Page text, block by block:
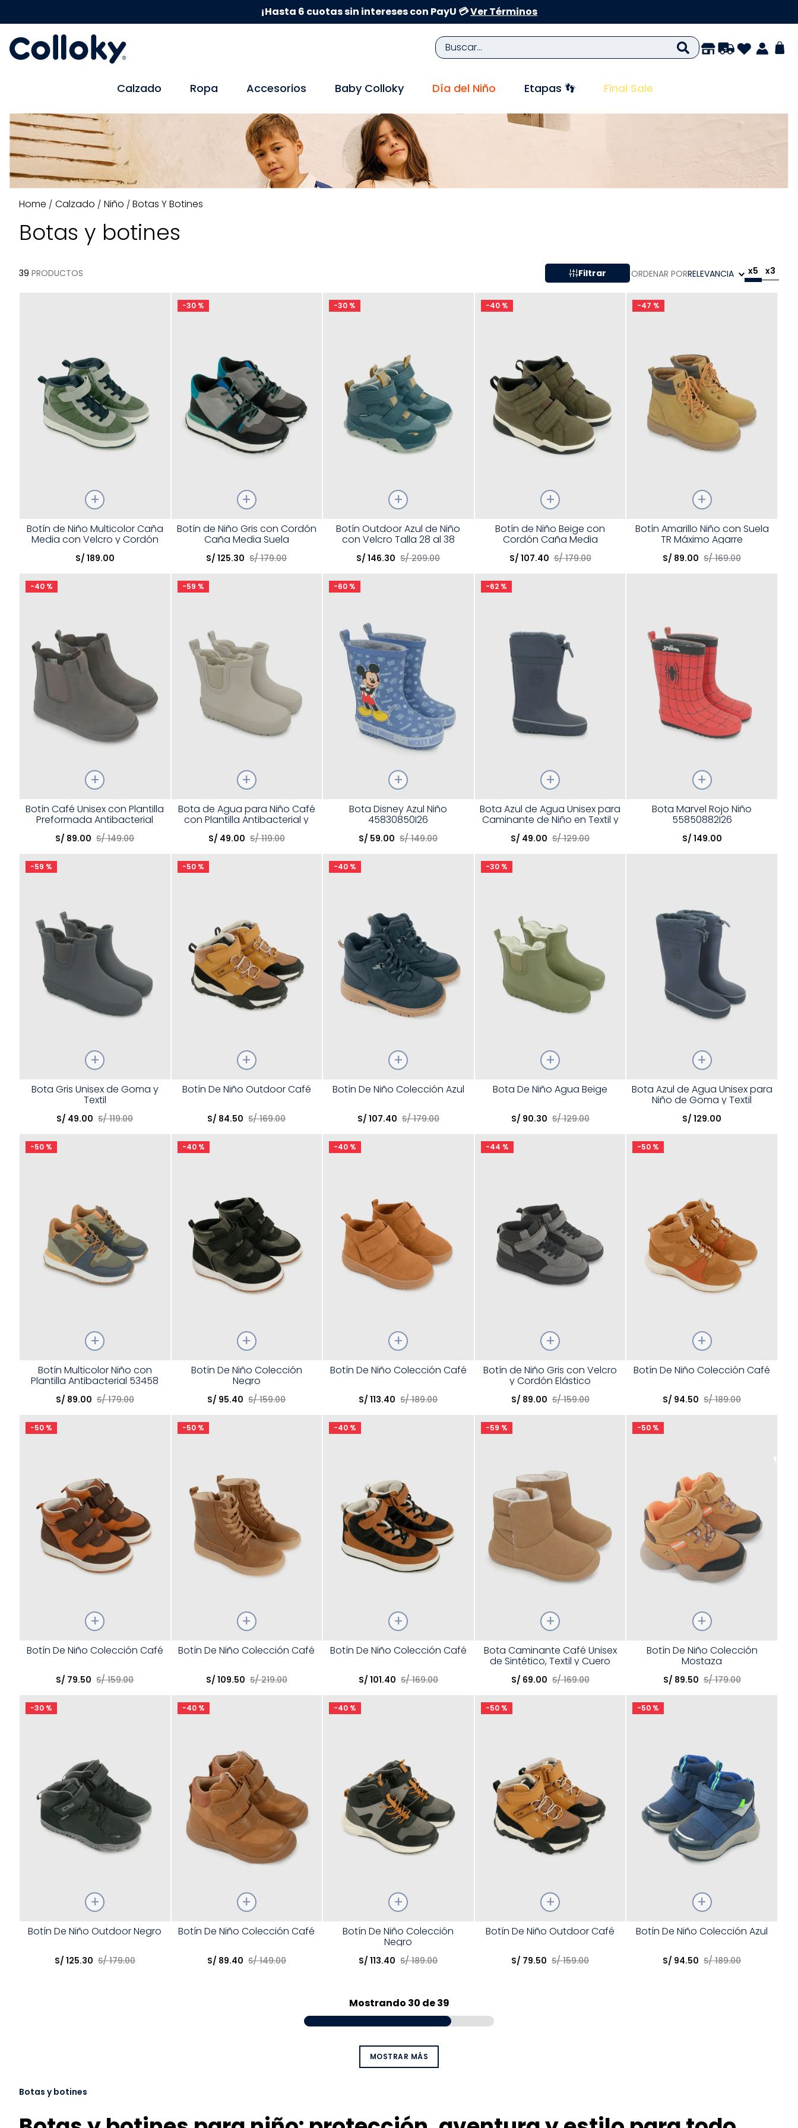
¡Hasta 6 cuotas sin intereses con PayU 💳Ver Términos
Buscar...
Calzado Ropa Accesorios Baby Colloky Día del Niño Etapas 👣 Final Sale
Calzado Niño Botas Y Botines
Botas y botines
39 PRODUCTOS Filtrar ORDENAR PORRELEVANCIA x5 x3
Talla
Elige una opción
Botín de Niño Multicolor Caña
Media con Velcro y Cordón
S/189.00
-30 %
Talla
Elige una opción
Botín de Niño Gris con Cordón
Caña Media Suela
Antideslizante
S/125.30 S/ 179.00
-30 %
Talla
Elige una opción
Botín Outdoor Azul de Niño
con Velcro Talla 28 al 38
S/146.30 S/ 209.00
-40 %
Elige una opción
Botín de Niño Beige con
Cordón Caña Media
S/107.40 S/ 179.00
-47 %
Talla
Elige una opción
Botín Amarillo Niño con Suela
TR Máximo Agarre
S/ 89.00 S/ 169.00
-40 %
Talla
Elige una opción
Botín Café Unisex con Plantilla
Preformada Antibacterial
S/ 89.00 S/ 149.00
-59 %
Talla
Elige una opción
Bota de Agua para Niño Café
con Plantilla Antibacterial y
Waterproof
S/ 49.00 S/ 119.00
-60 %
Elige una opción
Bota Disney Azul Niño
45830850I26
S/ 59.00 S/ 149.00
-62 %
Talla
Elige una opción
Bota Azul de Agua Unisex para
Caminante de Niño en Textil y
Goma
S/ 49.00 S/ 129.00
Elige una opción
Bota Marvel Rojo Niño
55850882I26
S/ 149.00
-59 %
Talla
Elige una opción
Bota Gris Unisex de Goma y
Textil
S/ 49.00 S/ 119.00
-50 %
Talla
Botín De Niño Outdoor Café
S/ 84.50 S/ 169.00
-40 %
Talla
Botín De Niño Colección Azul
S/ 107.40 S/ 179.00
-30 %
TallaBota De Niño Agua Beige
S/ 90.30 S/ 129.00
Talla
Elige una opción
Bota Azul de Agua Unisex para
Niño de Goma y Textil
S/ 129.00
-50 %
Talla
Elige una opción
Botín Multicolor Niño con
Plantilla Antibacterial 53458
S/ 89.00 S/ 179.00
-40 %
Elige una opción
Botín De Niño Colección
Negro
S/ 95.40 S/ 159.00
-40 %
Talla
Botín De Niño Colección Café
S/113.40 S/ 189.00
-44 %
Talla
Elige una opción
Botín de Niño Gris con Velcro
y Cordón Elástico
S/ 89.00 S/ 159.00
-50 %
Talla
Botín De Niño Colección Café
S/ 94.50 S/ 189.00
-50 %
Talla
Botín De Niño Colección Café
S/ 79.50 S/ 159.00
-50 %
Talla
Botín De Niño Colección Café
S/ 109.50 S/ 219.00
-40 %
Talla
Botín De Niño Colección Café
S/ 101.40 S/ 169.00
-59 %
Talla
Elige una opción
Bota Caminante Café Unisex
de Sintético, Textil y Cuero
con Velcro y Suela TR
S/ 69.00 S/ 169.00
-50 %
Elige una opción
Botín De Niño Colección
Mostaza
S/ 89.50 S/ 179.00
-30 %
Talla
Botín De Niño Outdoor Negro
S/125.30 S/ 179.00
-40 %
Talla
Botín De Niño Colección Café
S/ 89.40 S/ 149.00
-40 %
Talla
Elige una opción
Botín De Niño Colección
Negro
S/113.40 S/ 189.00
-50 %
Talla
Botín De Niño Outdoor Café
S/ 79.50 S/ 159.00
-50 %
Talla
Botín De Niño Colección Azul
S/ 94.50 S/ 189.00
Mostrando 30 de 39
MOSTRAR MÁS
Botas y botines
TÉRMINOS MÁS BUSCADOS
zapatillas niño
medias
sandalias
5.
sandalias niña